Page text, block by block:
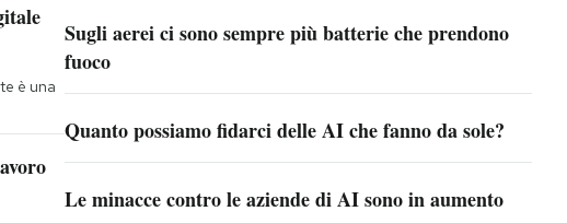
è una
Sugli aerei ci sono sempre più batterie che prendono
fuoco
Quanto possiamo fidarci delle AI che fanno da sole?
Le minacce contro le aziende di AI sono in aumento